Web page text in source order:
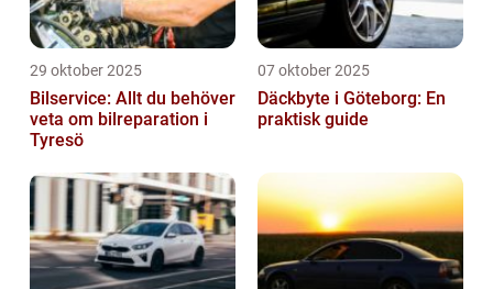
29 oktober 2025
Bilservice: Allt du behöver
veta om bilreparation i
Tyresö
07 oktober 2025
Däckbyte i Göteborg: En
praktisk guide